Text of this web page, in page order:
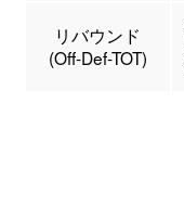
リバウンド
(Off-Def-TOT)